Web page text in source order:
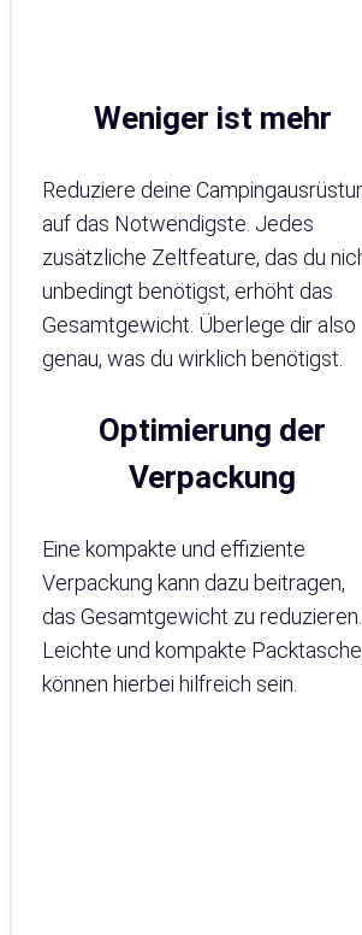
Weniger ist mehr
Reduziere deine
auf das Notwendigste. Jedes
zusätzliche Zeltfeature, das du
unbedingt benötigst, erhöht das
Gesamtgewicht. Überlege dir also
genau, was du wirklich benötigst.
Optimierung der
Verpackung
Eine kompakte und effiziente
Verpackung kann dazu beitragen,
das Gesamtgewicht zu reduzieren.
Leichte und kompakte
können hierbei hilfreich sein.